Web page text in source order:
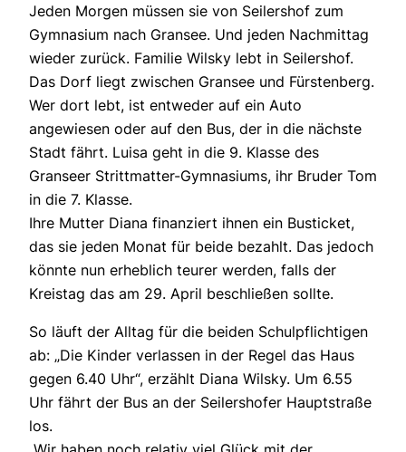
Jeden Morgen müssen sie von Seilershof zum
Gymnasium nach Gransee. Und jeden Nachmittag
wieder zurück. Familie Wilsky lebt in Seilershof.
Das Dorf liegt zwischen Gransee und Fürstenberg.
Wer dort lebt, ist entweder auf ein Auto
angewiesen oder auf den Bus, der in die nächste
Stadt fährt. Luisa geht in die 9. Klasse des
Granseer Strittmatter-Gymnasiums, ihr Bruder Tom
in die 7. Klasse.
Ihre Mutter Diana finanziert ihnen ein Busticket,
das sie jeden Monat für beide bezahlt. Das jedoch
könnte nun erheblich teurer werden, falls der
Kreistag das am 29. April beschließen sollte.
So läuft der Alltag für die beiden Schulpflichtigen
ab: „Die Kinder verlassen in der Regel das Haus
gegen 6.40 Uhr“, erzählt Diana Wilsky. Um 6.55
Uhr fährt der Bus an der Seilershofer Hauptstraße
los.